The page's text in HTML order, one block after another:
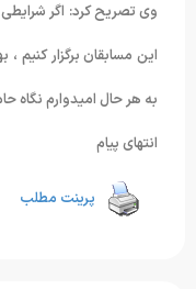
وی تصریح کرد: اگر
این مسابقان برگزار کنیم
به هر حال امیدوارم نگاه
انتهای پیام
پرینت مطلب